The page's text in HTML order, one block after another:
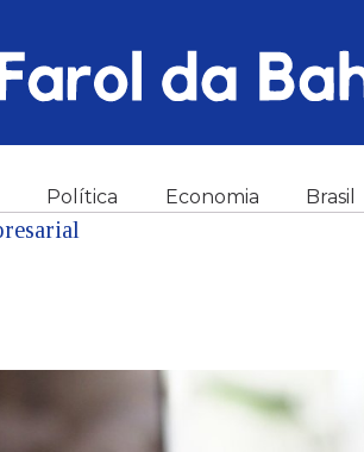
Política Economia Brasil